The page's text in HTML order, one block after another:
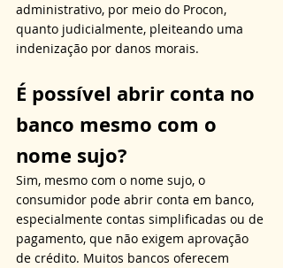
administrativo, por meio do Procon,
quanto judicialmente, pleiteando uma
indenização por danos morais.
É possível abrir conta no
banco mesmo com o
nome sujo?
Sim, mesmo com o nome sujo, o
consumidor pode abrir conta em banco,
especialmente contas simplificadas ou de
pagamento, que não exigem aprovação
de crédito. Muitos bancos oferecem